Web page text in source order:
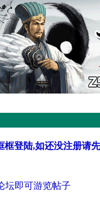
登陆,如还没注册请
坛即可游览帖子